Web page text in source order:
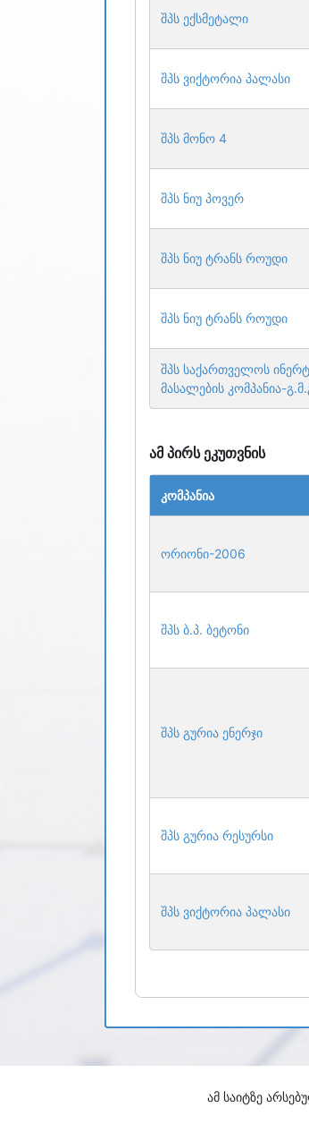
შპს ექსმეტალი
შპს ვიქტორია პალასი
შპს მონო 4
შპს ნიუ პოვერ
შპს ნიუ ტრანს როუდი
შპს ნიუ ტრანს როუდი
შპს საქართველოს
მასალების კომპანია-
ამ პირს ეკუთვნის
კომპანია
ორიონი-2006
შპს ბ.პ. ბეტონი
შპს გურია ენერჯი
შპს გურია რესურსი
შპს ვიქტორია პალასი
ამ საიტზე